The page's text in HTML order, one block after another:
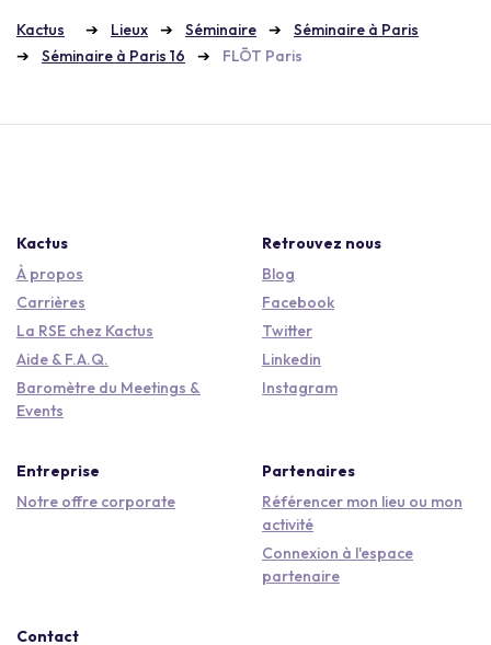
Kactus Lieux Séminaire
Séminaire à Paris
Séminaire à Paris 16
FLŌT Paris
Kactus
À propos
Carrières
La RSE chez Kactus
Aide & F.A.Q.
Baromètre du Meetings &
Events
Retrouvez nous
Blog
Facebook
Twitter
Linkedin
Instagram
Entreprise
Notre offre corporate
Partenaires
Référencer mon lieu ou mon
activité
Connexion à l'espace
partenaire
Contact